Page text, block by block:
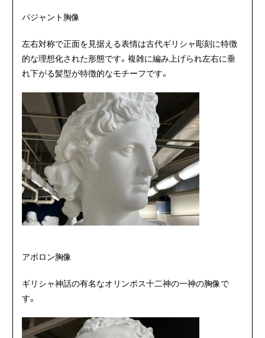
パジャント胸像
左右対称で正面を見据える表情は古代ギリシャ彫刻に特徴
的な理想化された形態です。複雑に編み上げられ左右に垂
れ下がる髪型が特徴的なモチーフです。
アポロン胸像
ギリシャ神話の有名なオリンポス十二神の一神の胸像で
す。